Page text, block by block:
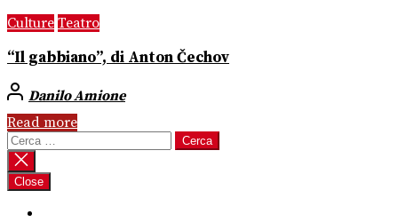
Culture Teatro
“Il gabbiano”, di Anton Čechov
Danilo Amione
Read more
Ricerca
per:
Close